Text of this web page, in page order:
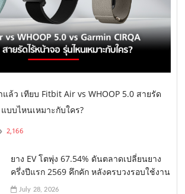
แล้ว เทียบ Fitbit Air vs WHOOP 5.0 สายรัด
บบไหนเหมาะกับใคร?
2,166
ยาง EV โตพุ่ง 67.54% ดันตลาดเปลี่ยนยาง
ครึ่งปีแรก 2569 คึกคัก หลังครบวงรอบใช้งาน
July 28, 2026